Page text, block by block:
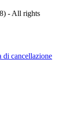
- All rights
di cancellazione